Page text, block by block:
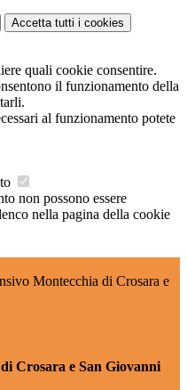
Accetta tutti i cookies
quali cookie consentire.
il funzionamento della
al funzionamento potete
non possono essere
nella pagina della cookie
Montecchia di Crosara e
Crosara e San Giovanni